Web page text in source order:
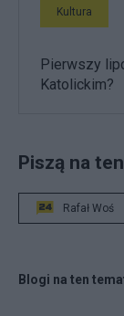
Kultura
Pierwszy
Katolickim?
Piszą na
Rafał Woś
Blogi na ten